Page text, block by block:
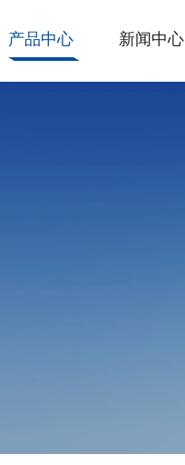
产品中心 新闻中心